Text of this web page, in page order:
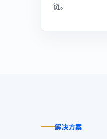
链。
解决方案